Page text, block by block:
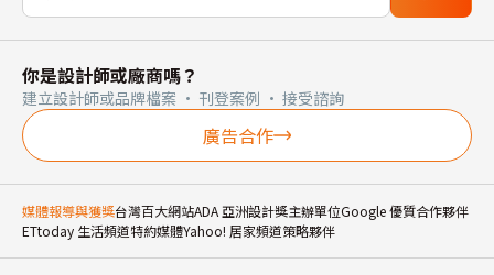
你是設計師或廠商嗎？
建立設計師或品牌檔案 · 刊登案例 · 接受諮詢
廣告合作
媒體報導與獲獎台灣百大網站ADA 亞洲設計獎主辦單位Google 優質合作夥伴
ETtoday 生活頻道特約媒體Yahoo! 居家頻道策略夥伴